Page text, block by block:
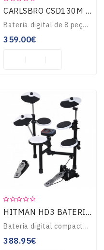
CARLSBRO CSD130M BATERIA DIGITAL
Bateria digital de 8 peças, com 20 kits de bateria + 10 de utilizador, 250 sons, reverb, pads Real Feel, pads de tarola e pratos com duas zonas, pedal de bombo,..
359.00€
HITMAN HD3 BATERIA DIGITAL
Bateria digital compacta e leve, pad tarola 8” com duplo trigger (pele/rimshot), pad choques, crash e ride de 8”, polifonia 64 notas, 349 sons, 25 efeitos, 30 r..
388.95€